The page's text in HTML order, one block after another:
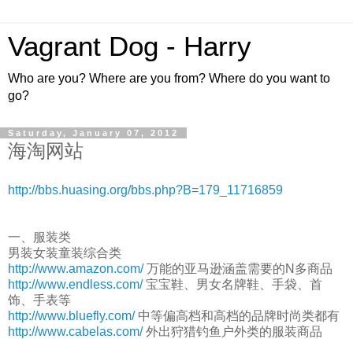
Vagrant Dog - Harry
Who are you? Where are you from? Where do you want to
go?
Saturday, January 07, 2012
海淘网站
http://bbs.huasing.org/bbs.php?B=179_11716859
一、服装类
男装女装童装综合类
http://www.amazon.com/万能的亚马逊涵盖需要的N多商品
http://www.endless.com/宝宝鞋、男女名牌鞋、手袋、首
饰、手表等
http://www.bluefly.com/中等偏高档和高档的品牌时尚类都有
http://www.cabelas.com/外出狩猎钓鱼户外类的服装商品